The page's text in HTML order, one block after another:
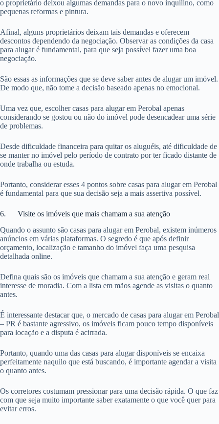
o proprietário deixou algumas demandas para o novo inquilino, como
pequenas reformas e pintura.
Afinal, alguns proprietários deixam tais demandas e oferecem
descontos dependendo da negociação. Observar as condições da casa
para alugar é fundamental, para que seja possível fazer uma boa
negociação.
São essas as informações que se deve saber antes de alugar um imóvel.
De modo que, não tome a decisão baseado apenas no emocional.
Uma vez que, escolher casas para alugar em Perobal apenas
considerando se gostou ou não do imóvel pode desencadear uma série
de problemas.
Desde dificuldade financeira para quitar os aluguéis, até dificuldade de
se manter no imóvel pelo período de contrato por ter ficado distante de
onde trabalha ou estuda.
Portanto, considerar esses 4 pontos sobre casas para alugar em Perobal
é fundamental para que sua decisão seja a mais assertiva possível.
6. Visite os imóveis que mais chamam a sua atenção
Quando o assunto são casas para alugar em Perobal, existem inúmeros
anúncios em várias plataformas. O segredo é que após definir
orçamento, localização e tamanho do imóvel faça uma pesquisa
detalhada online.
Defina quais são os imóveis que chamam a sua atenção e geram real
interesse de moradia. Com a lista em mãos agende as visitas o quanto
antes.
É interessante destacar que, o mercado de casas para alugar em Perobal
– PR é bastante agressivo, os imóveis ficam pouco tempo disponíveis
para locação e a disputa é acirrada.
Portanto, quando uma das casas para alugar disponíveis se encaixa
perfeitamente naquilo que está buscando, é importante agendar a visita
o quanto antes.
Os corretores costumam pressionar para uma decisão rápida. O que faz
com que seja muito importante saber exatamente o que você quer para
evitar erros.